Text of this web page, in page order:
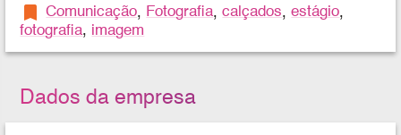
bookmark Comunicação, Fotografia,calçados,estágio,
fotografia, imagem
Dados da empresa